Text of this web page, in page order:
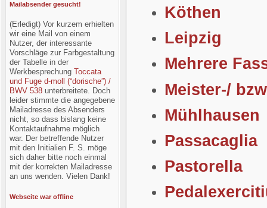
Mailabsender gesucht!
(Erledigt) Vor kurzem erhielten
wir eine Mail von einem
Nutzer, der interessante
Vorschläge zur Farbgestaltung
der Tabelle in der
Werkbesprechung Toccata
und Fuge d-moll (“dorische”) /
BWV 538unterbreitete. Doch
leider stimmte die angegebene
Mailadresse des Absenders
nicht, so dass bislang keine
Kontaktaufnahme möglich
war. Der betreffende Nutzer
mit den Initialien F. S. möge
sich daher bitte noch einmal
mit der korrekten Mailadresse
an uns wenden. Vielen Dank!
Webseite war offline
Köthen
Leipzig
Mehrere
Meister-/
Mühlhausen
Passacaglia
Pastorella